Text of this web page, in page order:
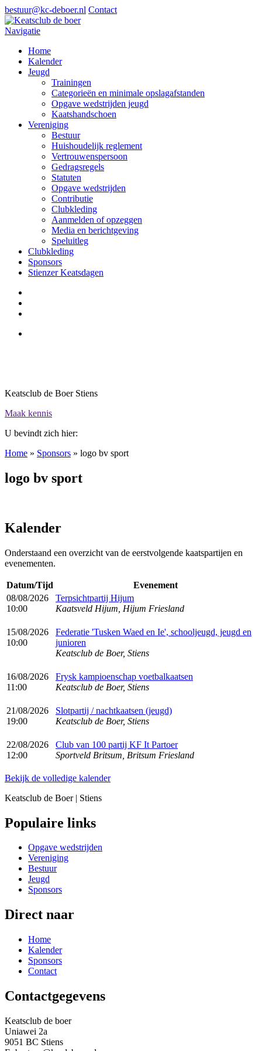
bestuur@kc-deboer.nl Contact
Navigatie
Home
Kalender
Jeugd
Trainingen
Categorieën en minimale opslagafstanden
Opgave wedstrijden jeugd
Kaatshandschoen
Vereniging
Bestuur
Huishoudelijk reglement
Vertrouwenspersoon
Gedragsregels
Statuten
Opgave wedstrijden
Contributie
Clubkleding
Aanmelden of opzeggen
Media en berichtgeving
Speluitleg
Clubkleding
Sponsors
Stienzer Keatsdagen
Keatsclub de Boer Stiens
Maak kennis
U bevindt zich hier:
Home » Sponsors » logo bv sport
logo bv sport
Kalender
Onderstaand een overzicht van de eerstvolgende kaatspartijen en
evenementen.
Datum/Tijd
Evenement
08/08/2026
10:00
Terpsichtpartij Hijum
Kaatsveld Hijum, Hijum Friesland
15/08/2026
10:00
Federatie 'Tusken Waed en Ie', schooljeugd, jeugd en
junioren
Keatsclub de Boer, Stiens
16/08/2026
11:00
Frysk kampioenschap voetbalkaatsen
Keatsclub de Boer, Stiens
21/08/2026
19:00
Slotpartij / nachtkaatsen (jeugd)
Keatsclub de Boer, Stiens
22/08/2026
12:00
Club van 100 partij KF It Partoer
Sportveld Britsum, Britsum Friesland
Bekijk de volledige kalender
Keatsclub de Boer | Stiens
Populaire links
Opgave wedstrijden
Vereniging
Bestuur
Jeugd
Sponsors
Direct naar
Home
Kalender
Sponsors
Contact
Contactgegevens
Keatsclub de boer
Uniawei 2a
9051 BC Stiens